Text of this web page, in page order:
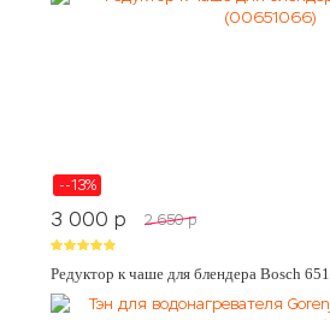
--13%
3 000 p 2 650 p
Редуктор к чаше для блендера Bosch